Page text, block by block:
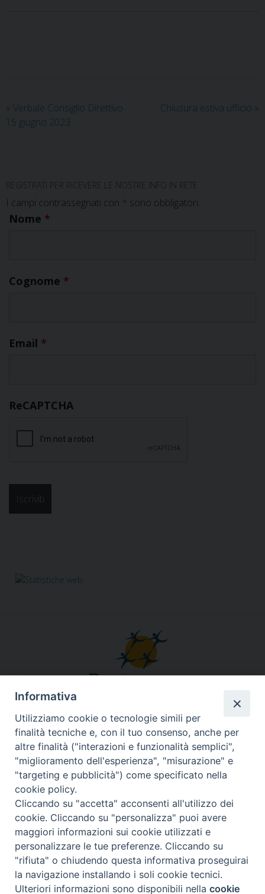
« Verbale Consiglio Direttivo
15 giugno 2023
Chiusura estiva ufficio »
REGISTRATI PER RICEVERE LE NOSTRE INFO IN RETE
I campi contrassegnati con * sono obbligatori.
Nome *
Cognome *
Email *
ReCAPTCHA
comunicazione, grafica, social&web, Info in rete:
Fabiana Alario
Via Lungotevere dei Vallati, 10 - 00186 Roma
Tel. 3755457540
email:
retinoperaroma@gmail.com- segreteria@retinopera.it
© Copyright 2012-2020
Informativa
Utilizziamo cookie o tecnologie simili per
finalità tecniche e, con il tuo consenso, anche per
altre finalità ("interazioni e funzionalità semplici",
"miglioramento dell'esperienza", "misurazione" e
"targeting e pubblicità") come specificato nella
cookie policy.
Cliccando su "accetta" acconsenti all'utilizzo dei
cookie. Cliccando su "personalizza" puoi avere
maggiori informazioni sui cookie utilizzati e
personalizzare le tue preferenze. Cliccando su
"rifiuta" o chiudendo questa informativa proseguirai
la navigazione installando i soli cookie tecnici.
Ulteriori informazioni sono disponibili nellacookie